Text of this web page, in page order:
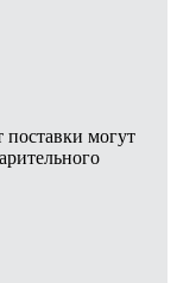
поставки могут